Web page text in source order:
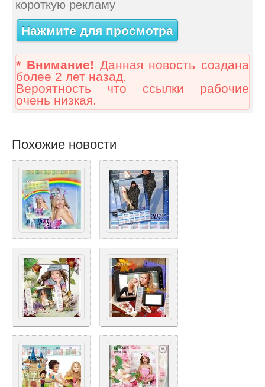
короткую рекламу
Нажмите для просмотра
* Внимание! Данная новость создана
более 2 лет назад.
Вероятность что ссылки рабочие
очень низкая.
Похожие новости